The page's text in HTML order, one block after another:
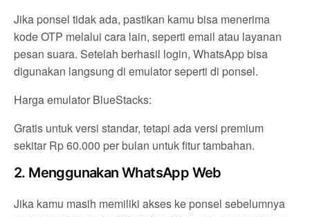
Jika ponsel tidak ada, pastikan kamu bisa menerima
kode OTP melalui cara lain, seperti email atau layanan
pesan suara. Setelah berhasil login, WhatsApp bisa
digunakan langsung di emulator seperti di ponsel.
Harga emulator BlueStacks:
Gratis untuk versi standar, tetapi ada versi premium
sekitar Rp 60.000 per bulan untuk fitur tambahan.
2. Menggunakan WhatsApp Web
Jika kamu masih memiliki akses ke ponsel sebelumnya